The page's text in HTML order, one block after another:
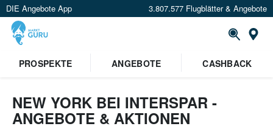
DIE Angebote App 3.807.577 Flugblätter & Angebote
Standort festlegen
PROSPEKTE ANGEBOTE CASHBACK
NEW YORK BEI INTERSPAR -
ANGEBOTE & AKTIONEN